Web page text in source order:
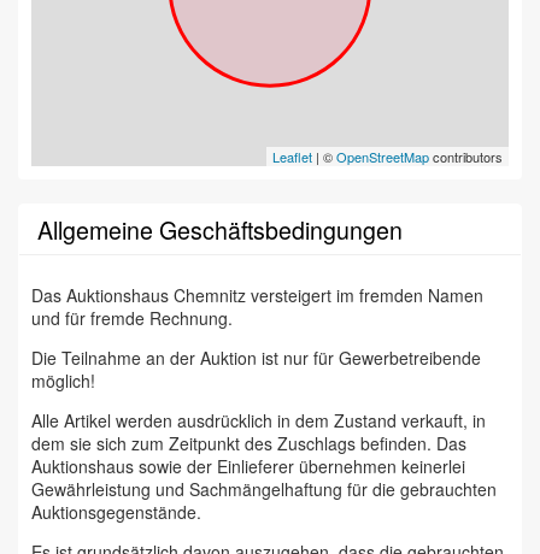
Leaflet | ©OpenStreetMapcontributors
Allgemeine Geschäftsbedingungen
Das Auktionshaus Chemnitz versteigert im fremden Namen
und für fremde Rechnung.
Die Teilnahme an der Auktion ist nur für Gewerbetreibende
möglich!
Alle Artikel werden ausdrücklich in dem Zustand verkauft, in
dem sie sich zum Zeitpunkt des Zuschlags befinden. Das
Auktionshaus sowie der Einlieferer übernehmen keinerlei
Gewährleistung und Sachmängelhaftung für die gebrauchten
Auktionsgegenstände.